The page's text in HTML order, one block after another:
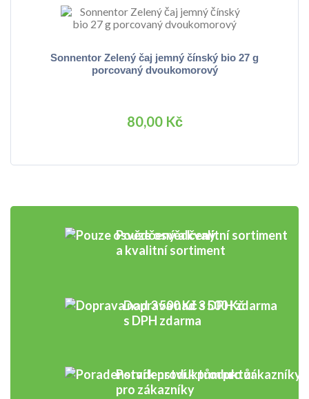
Sonnentor Zelený čaj jemný čínský bio 27 g
porcovaný dvoukomorový
80,00 Kč
Pouze osvědčený
a kvalitní sortiment
Doprava nad 3 500 Kč
s DPH zdarma
Poradenství k produktům
pro zákazníky